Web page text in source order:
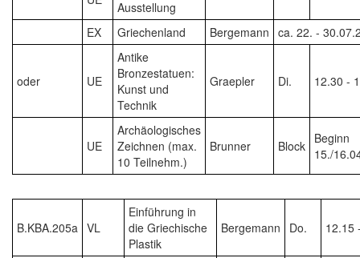
Ausstellung
EX Griechenland Bergemann ca. 22. -
oder UE
Antike
Bronzestatuen:
Kunst und
Technik
Graepler Di. 12.30 -
UE
Archäologisches
Zeichnen (max.
10 Teilnehm.)
Brunner Block Beginn
15./
B.KBA.205a VL
Einführung in
die Griechische
Plastik
Bergemann Do. 12.15